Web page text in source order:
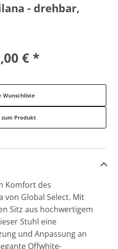
- drehbar,
€ *
Wunschliste
zum Produkt
Komfort des
von Global Select. Mit
Sitz aus hochwertigem
Stuhl eine
und Anpassung an
Offwhite-